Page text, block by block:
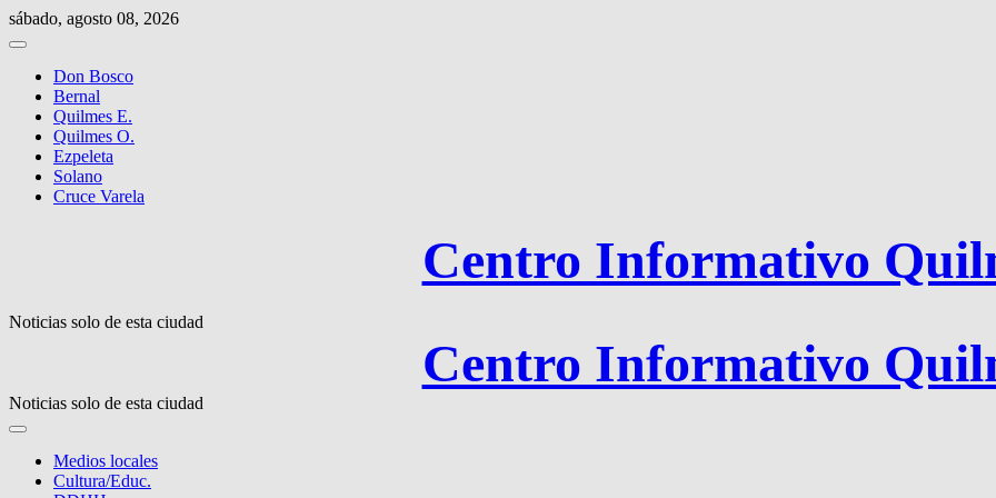
Saltar
al
sábado, agosto 08, 2026
Don Bosco
Bernal
Quilmes E.
Quilmes O.
Ezpeleta
Solano
Cruce Varela
Centro Informativo
Noticias solo de esta ciudad
Centro Informativo
Noticias solo de esta ciudad
Medios locales
Cultura/Educ.